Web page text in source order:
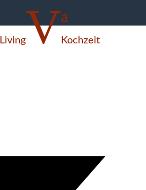
LivingVKochzeit